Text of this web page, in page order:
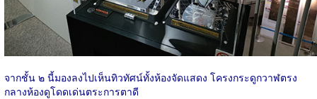
จากชั้น ๒ นี้มองลงไปเห็นทิวทัศน์ทั้งห้องจัดแสดง โครงกระดูกวาฬตรง
กลางห้องดูโดดเด่นตระการตาดี